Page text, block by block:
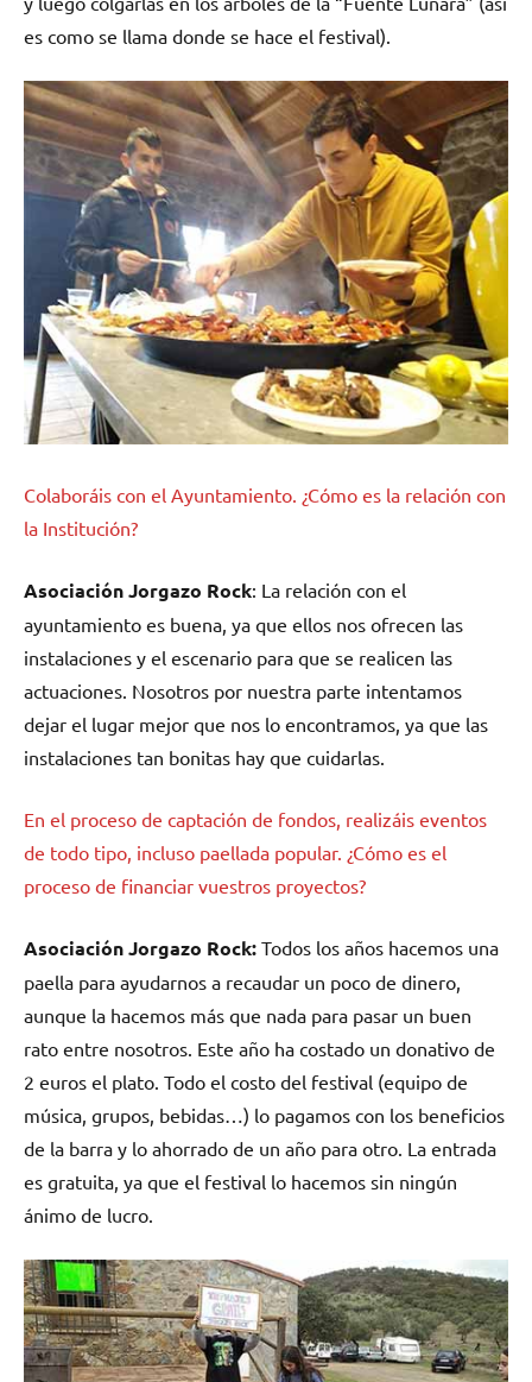
es como se llama donde se hace el festival).
Colaboráis con el Ayuntamiento. ¿Cómo es la relación con
la Institución?
Asociación Jorgazo Rock: La relación con el
ayuntamiento es buena, ya que ellos nos ofrecen las
instalaciones y el escenario para que se realicen las
actuaciones. Nosotros por nuestra parte intentamos
dejar el lugar mejor que nos lo encontramos, ya que las
instalaciones tan bonitas hay que cuidarlas.
En el proceso de captación de fondos, realizáis eventos
de todo tipo, incluso paellada popular. ¿Cómo es el
proceso de financiar vuestros proyectos?
Asociación Jorgazo Rock: Todos los años hacemos una
paella para ayudarnos a recaudar un poco de dinero,
aunque la hacemos más que nada para pasar un buen
rato entre nosotros. Este año ha costado un donativo de
2 euros el plato. Todo el costo del festival (equipo de
música, grupos, bebidas…) lo pagamos con los beneficios
de la barra y lo ahorrado de un año para otro. La entrada
es gratuita, ya que el festival lo hacemos sin ningún
ánimo de lucro.